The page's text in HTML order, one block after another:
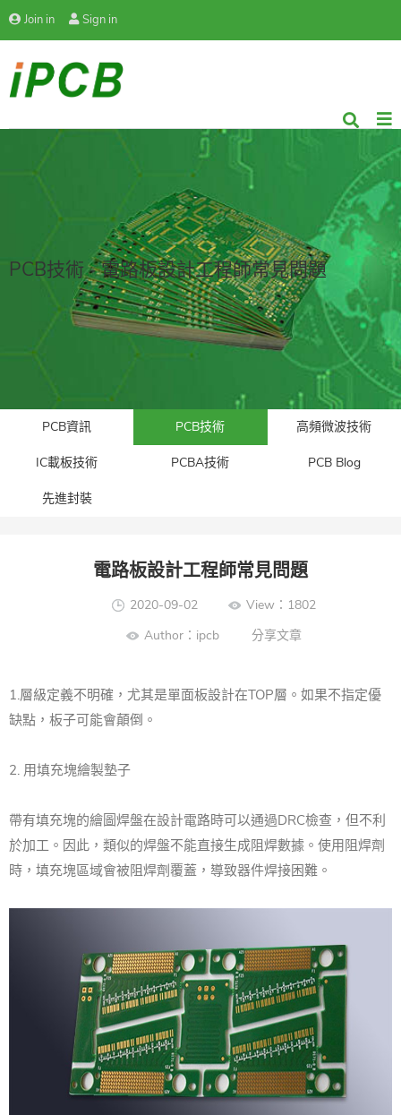
Join in Sign in
PCB技術 - 電路板設計工程師常見問題
PCB資訊 PCB技術 高頻微波技術
IC載板技術 PCBA技術 PCB Blog
先進封裝​
電路板設計工程師常見問題
2020-09-02
View：1802
Author：ipcb 分享文章
1.層級定義不明確，尤其是單面板設計在TOP層。如果不指定優
缺點，板子可能會顛倒。
2. 用填充塊繪製墊子
帶有填充塊的繪圖焊盤在設計電路時可以通過DRC檢查，但不利
於加工。因此，類似的焊盤不能直接生成阻焊數據。使用阻焊劑
時，填充塊區域會被阻焊劑覆蓋，導致器件焊接困難。